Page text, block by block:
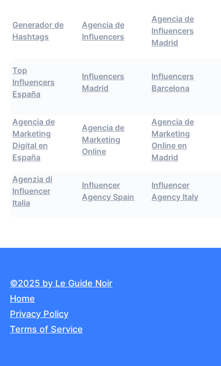
Generador de
Hashtags
Agencia de
Influencers
Agencia de
Influencers
Madrid
Top
Influencers
España
Influencers
Madrid
Influencers
Barcelona
Agencia de
Marketing
Digital en
España
Agencia de
Marketing
Online
Agencia de
Marketing
Online en
Madrid
Agenzia di
Influencer
Italia
Influencer
Agency Spain
Influencer
Agency Italy
©2025 by Le Guide Noir
Home
Privacy Policy
Terms of Service